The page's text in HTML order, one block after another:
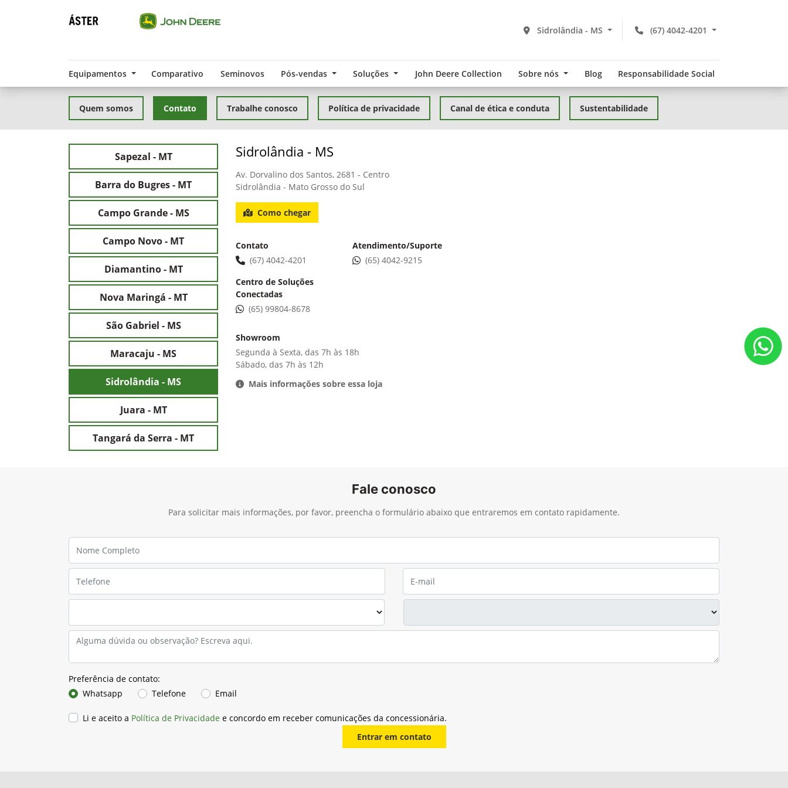
(67) 4042-4201
Sidrolândia - MS
Equipamentos Comparativo Seminovos Pós-vendas Soluções John Deere Collection Sobre nós Blog Responsabilidade Social
Quem somos Contato Trabalhe conosco Política de privacidade Canal de ética e conduta Sustentabilidade
Sapezal - MT
Barra do Bugres - MT
Campo Grande - MS
Campo Novo - MT
Diamantino - MT
Nova Maringá - MT
São Gabriel - MS
Maracaju - MS
Sidrolândia - MS
Juara - MT
Tangará da Serra - MT
Sidrolândia - MS
Av. Dorvalino dos Santos, 2681 - Centro
Sidrolândia - Mato Grosso do Sul
Como chegar
Contato
(67) 4042-4201
Atendimento/Suporte
(65) 4042-9215
Centro de Soluções
Conectadas
(65) 99804-8678
Showroom
Segunda à Sexta, das 7h às 18h
Sábado, das 7h às 12h
Mais informações sobre essa loja
Fale conosco
Para solicitar mais informações, por favor, preencha o formulário abaixo que entraremos em contato rapidamente.
Preferência de contato:
Whatsapp
Telefone Email
Li e aceito a Política de Privacidade e concordo em receber comunicações da concessionária.
Entrar em contato